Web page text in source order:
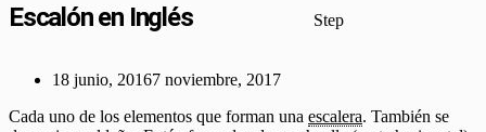
Escalón en Inglés Step
18 junio, 20167 noviembre, 2017
Cada uno de los elementos que forman una escalera. También se